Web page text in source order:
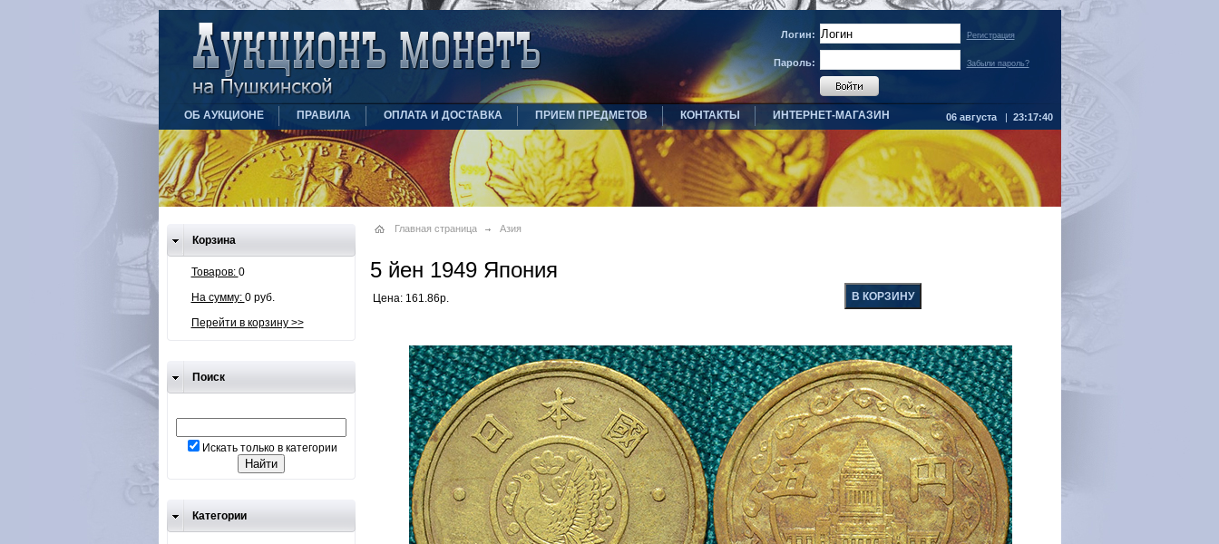
Логин: Регистрация
Пароль: Забыли пароль?
ОБ АУКЦИОНЕ ПРАВИЛА ОПЛАТА И ДОСТАВКА ПРИЕМ ПРЕДМЕТОВ КОНТАКТЫ ИНТЕРНЕТ-МАГАЗИН 06 августа | 23:17:40
Корзина
Товаров: 0
На сумму: 0 руб.
Перейти в корзину >>
Поиск
Искать только в категории
Категории
Главная страница Азия
5 йен 1949 Япония
Цена: 161.86р.